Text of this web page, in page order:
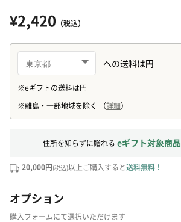
¥2,420 （税込）
住所を知らずに贈れる eギフト対象商品
20,000円(税込)以上ご購入すると送料無料！
オプション
購入フォームにて選択いただけます